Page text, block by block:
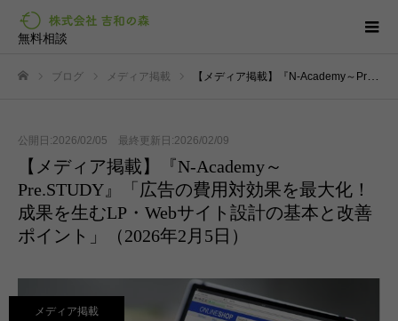
無料相談
ブログ メディア掲載 【メディア掲載】『N-Academy～Pre.STUDY』「広告の費用対効果を最大化！成果を生むLP・Webサイト設計の基本と改善ポイント」（2026年2月5日）
公開日:2026/02/05 最終更新日:2026/02/09
【メディア掲載】『N-Academy～
Pre.STUDY』「広告の費用対効果を最大化！
成果を生むLP・Webサイト設計の基本と改善
ポイント」（2026年2月5日）
メディア掲載